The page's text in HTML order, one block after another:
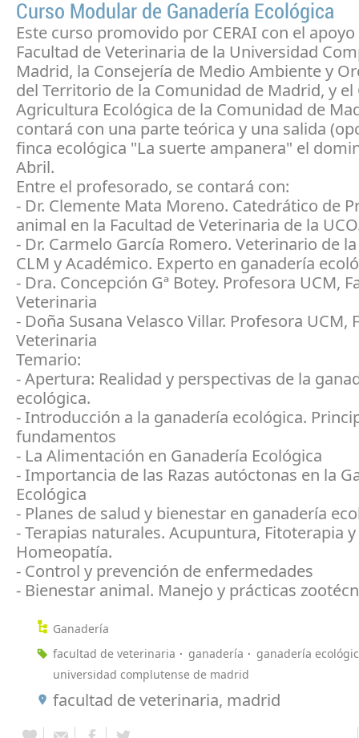
Curso Modular de Ganadería Ecológica
Este curso promovido por CERAI con el apoyo
Facultad de Veterinaria de la Universidad
Madrid, la Consejería de Medio Ambiente y
del Territorio de la Comunidad de Madrid, y el
Agricultura Ecológica de la Comunidad de
contará con una parte teórica y una salida
finca ecológica "La suerte ampanera" el
Abril.
Entre el profesorado, se contará con:
- Dr. Clemente Mata Moreno. Catedrático de
animal en la Facultad de Veterinaria de la
- Dr. Carmelo García Romero. Veterinario de
CLM y Académico. Experto en ganadería
- Dra. Concepción Gª Botey. Profesora UCM,
Veterinaria
- Doña Susana Velasco Villar. Profesora UCM,
Veterinaria
Temario:
- Apertura: Realidad y perspectivas de la
ecológica.
- Introducción a la ganadería ecológica.
fundamentos
- La Alimentación en Ganadería Ecológica
- Importancia de las Razas autóctonas en la
Ecológica
- Planes de salud y bienestar en ganadería
- Terapias naturales. Acupuntura, Fitoterapia y
Homeopatía.
- Control y prevención de enfermedades
- Bienestar animal. Manejo y prácticas
Ganadería
facultad de veterinaria
ganadería
ganadería
universidad complutense de madrid
facultad de veterinaria, madrid